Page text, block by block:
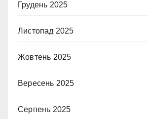
Грудень 2025
Листопад 2025
Жовтень 2025
Вересень 2025
Серпень 2025